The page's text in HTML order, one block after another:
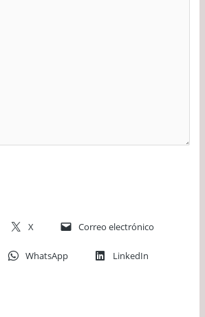
X Correo electrónico
WhatsApp LinkedIn